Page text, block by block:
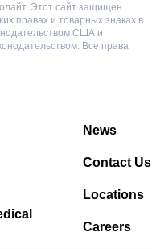
Этот сайт защищен
правах и товарных знаках в
США и
Все права
News
Contact Us
Locations
Careers